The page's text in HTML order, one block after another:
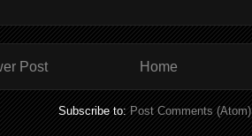
Post Home
Subscribe to: Post Comments (Atom)